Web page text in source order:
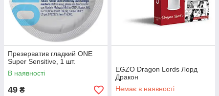
Презерватив гладкий ONE
Super Sensitive, 1 шт.
В наявності
49 ₴
EGZO Dragon Lords Лорд
Дракон
Немає в наявності